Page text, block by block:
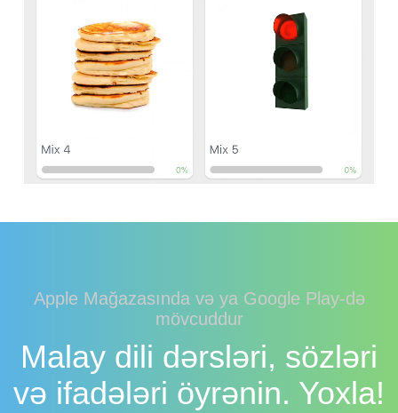
Apple Mağazasında və ya Google Play-də
mövcuddur
Malay dili dərsləri, sözləri
və ifadələri öyrənin. Yoxla!